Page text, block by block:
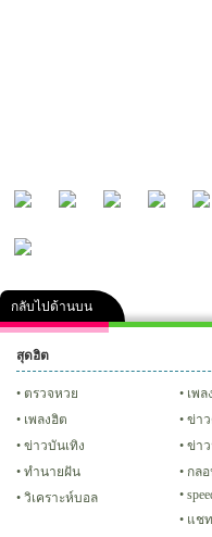
กลับไปด้านบน
คลิป ภาพ
Glitter
สุดฮิต
ตรวจหวย
เพล
เพลงฮิต
ข่า
ข่าวบันเทิง
ข่า
ทํานายฝัน
กล
วิเคราะห์บอล
แช